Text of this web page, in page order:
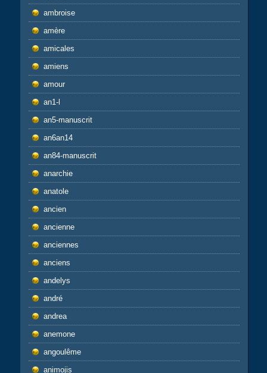
ambroise
amère
amicales
amiens
amour
an1-l
an5-manuscrit
an6an14
an84-manuscrit
anarchie
anatole
ancien
ancienne
anciennes
anciens
andelys
andré
andrea
anemone
angoulême
animojis